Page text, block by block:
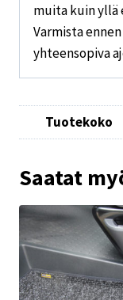
muita kuin
Varmista
yhteensopiva
Tuotekoko
Saatat